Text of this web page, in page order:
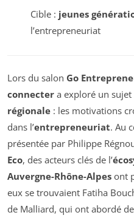
Cible : jeunes
l’entrepreneuriat
Lors du salon Go
connecter a exploré un sujet
régionale : les motivations
dans l’entrepreneuriat. Au
présentée par Philippe
Eco, des acteurs clés de l’
Auvergne-Rhône-Alpes ont
eux se trouvaient Fatiha
de Malliard, qui ont abordé